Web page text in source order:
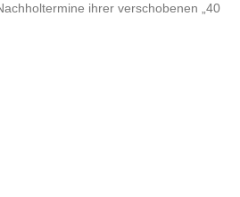
ihrer verschobenen „40